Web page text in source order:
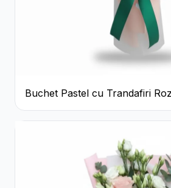
Buchet Pastel cu Trandafiri
Albi